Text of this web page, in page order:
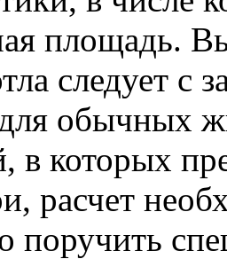
площадь.
следует с
обычных
в которых
расчет
поручить